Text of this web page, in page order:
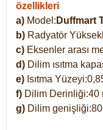
özellikleri
a) Model: Duffmart
b) Radyatör
c) Eksenler arası
d) Dilim ısıtma
e) Isıtma
f) Dilim Derinliği:40
g) Dilim